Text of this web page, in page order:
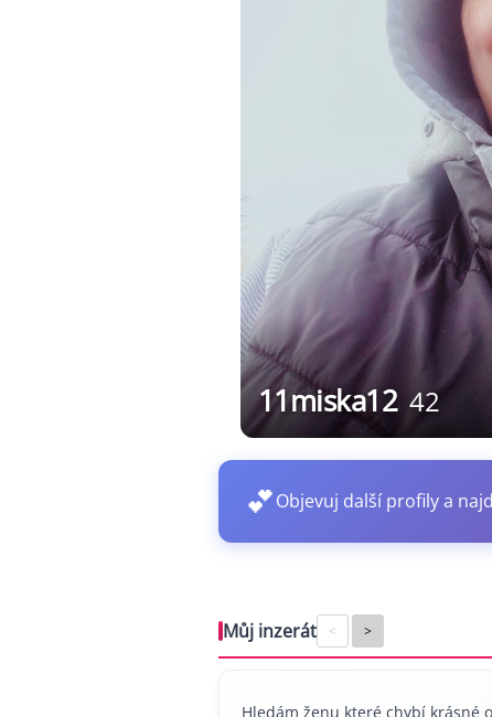
11miska12 42
💕Objevuj další profily a
Můj inzerát < >
Hledám ženu které chybí